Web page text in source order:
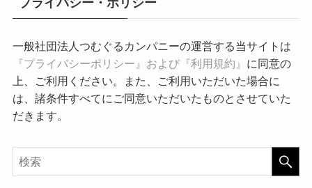
プライバシー・ポリシー
一般社団法人つむぐるカンパニーの運営する当サイトは
『プライバシーポリシー』および『利用規約』 に同意の
上、ご利用ください。また、ご利用いただいた場合に
は、諸条件すべてにご同意いただいたものとさせていた
だきます。